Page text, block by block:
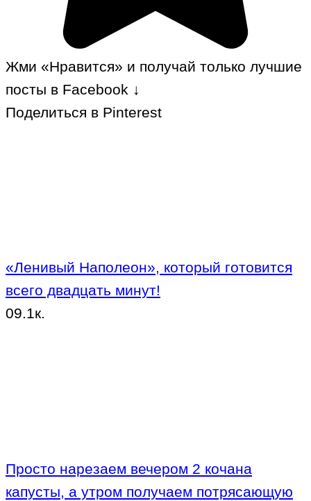
Жми «Нравится» и получай только лучшие
посты в Facebook ↓
Поделиться в Pinterest
«Ленивый Наполеон», который готовится
всего двадцать минут!
09.1к.
Просто нарезаем вечером 2 кочана
капусты, а утром получаем потрясающую